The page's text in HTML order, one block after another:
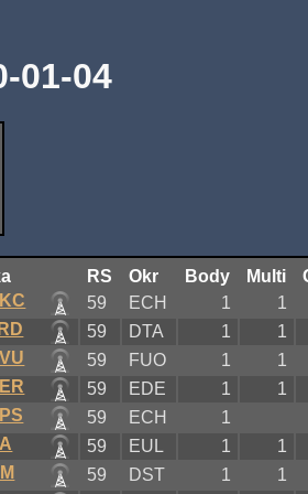
01-04
RS Okr Body Multi
59 ECH 1
1
59 DTA 1
1
59 FUO 1
1
59 EDE 1
1
59 ECH
1
59 EUL 1
1
59 DST 1
1